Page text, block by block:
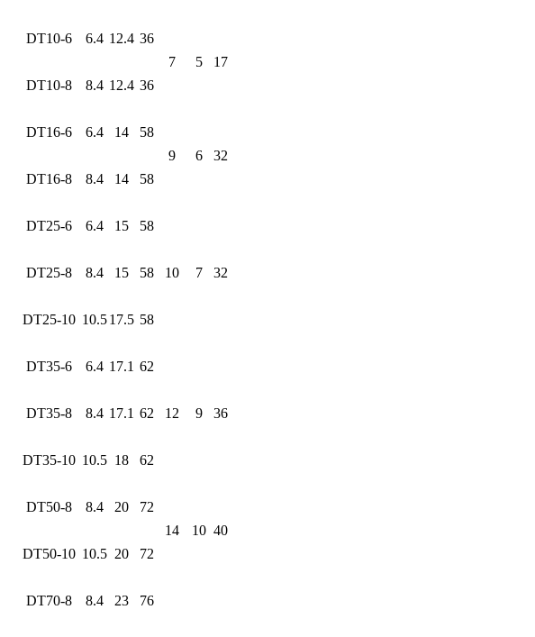
DT10-6 6.4 12.4 36
7
5
17
DT10-8
8.4 12.4 36
DT16-6 6.4 14
58
9
6
32
DT16-8
8.4 14 58
DT25-6 6.4 15 58
10 7 32
DT25-8 8.4 15 58
DT25-10 10.517.5 58
DT35-6 6.4 17.1 62
12 9 36
DT35-8 8.4 17.1 62
DT35-10 10.5 18 62
DT50-8 8.4 20
72
14
10 40
DT50-10 10.5 20 72
DT70-8 8.4 23 76